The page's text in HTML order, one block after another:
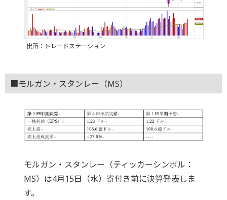
出所：トレードステーション
■モルガン・スタンレー（MS）
モルガン・スタンレー（ティッカーシンボル：
MS）は4月15日（水）寄付き前に決算発表しま
す。